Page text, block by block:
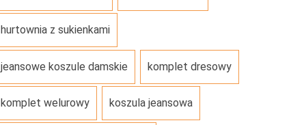
hurtownia z sukienkami
jeansowe koszule damskie komplet dresowy
komplet welurowy koszula jeansowa